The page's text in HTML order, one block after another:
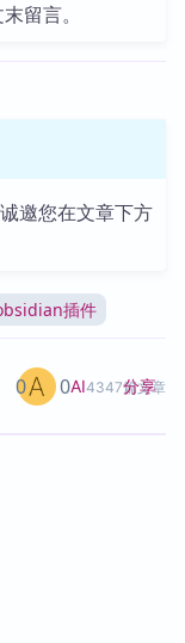
留言。
邀您在文章下方
插件
AI4347篇文章
0 0 分享